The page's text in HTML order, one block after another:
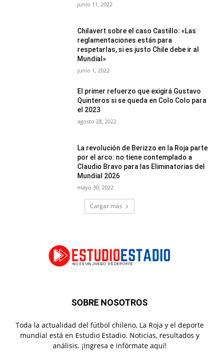
junio 11, 2022
Chilavert sobre el caso Castillo: «Las
reglamentaciones están para
respetarlas, si es justo Chile debe ir al
Mundial»
junio 1, 2022
El primer refuerzo que exigirá Gustavo
Quinteros si se queda en Colo Colo para
el 2023
agosto 28, 2022
La revolución de Berizzo en la Roja parte
por el arco: no tiene contemplado a
Claudio Bravo para las Eliminatorias del
Mundial 2026
mayo 30, 2022
Cargar más
SOBRE NOSOTROS
Toda la actualidad del fútbol chileno, La Roja y el deporte
mundial está en Estudio Estadio. Noticias, resultados y
análisis. ¡Ingresa e infórmate aquí!